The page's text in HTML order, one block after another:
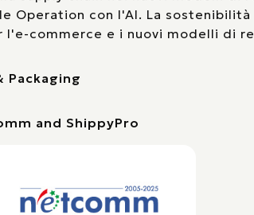
Operation con l'AI. La
commerce e i nuovi modelli di
Packaging
and ShippyPro